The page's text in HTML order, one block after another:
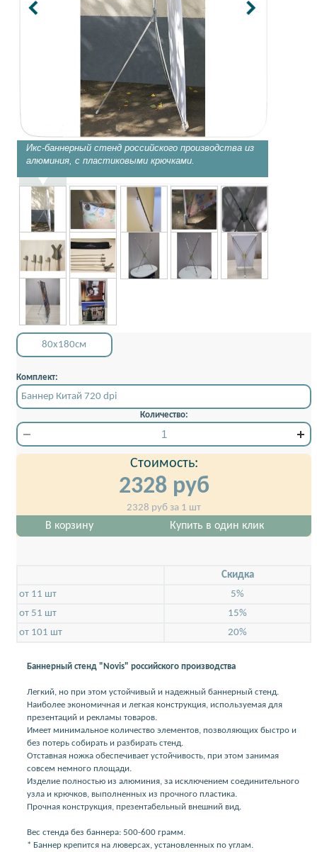
Икс-баннерный стенд российского производства из
алюминия, с пластиковыми крючками.
80x180см
Комплект:
Баннер Китай 720 dpi
Количество:
Стоимость:
2328руб
2328 руб за 1 шт
В корзину Купить в один клик
Скидкa
от 11 шт
5%
от 51 шт
15%
от 101 шт
20%
Баннерный стенд "Novis" российского производства
Легкий, но при этом устойчивый и надежный баннерный стенд.
Наиболее экономичная и легкая конструкция, используемая для
презентаций и рекламы товаров.
Имеет минимальное количество элементов, позволяющих быстро и
без потерь собирать и разбирать стенд.
Отставная ножка обеспечивает устойчивость, при этом занимая
совсем немного площади.
Изделие полностью из алюминия, за исключением соединительного
узла и крючков, выполненных из прочного пластика.
Прочная конструкция, презентабельный внешний вид.
Вес стенда без баннера: 500-600 грамм.
* Баннер крепится на люверсах, установленных по углам.